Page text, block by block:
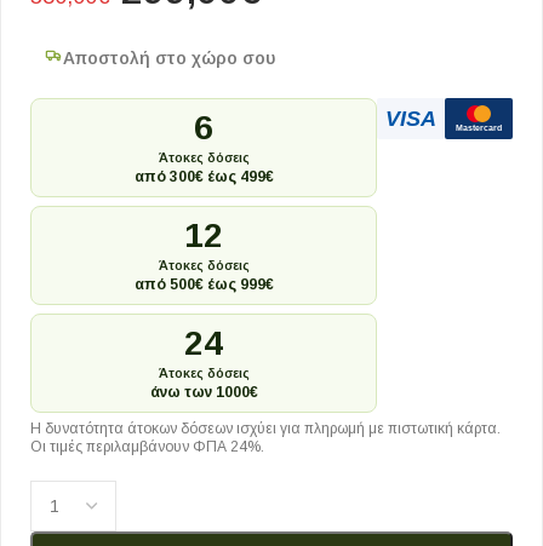
Αποστολή στο χώρο σου
6
Άτοκες δόσεις
από 300€ έως 499€
12
Άτοκες δόσεις
από 500€ έως 999€
24
Άτοκες δόσεις
άνω των 1000€
VISA Mastercard
Η δυνατότητα άτοκων δόσεων ισχύει για πληρωμή με πιστωτική κάρτα.
Οι τιμές περιλαμβάνουν ΦΠΑ 24%.